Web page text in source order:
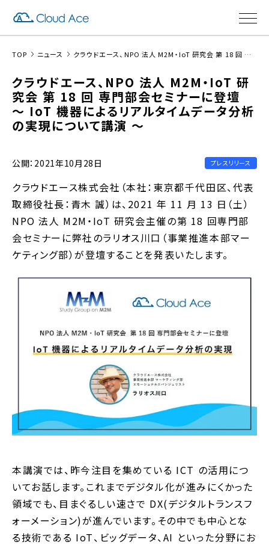
TOP ニュース クラウドエース、NPO 法人 M2M・IoT 研究会 第 18 回 専門部会セミナーに登壇 〜 IoT 機器によるリアルタイムデータ分析の実現について講演 〜
クラウドエース、NPO 法人 M2M・IoT 研
究会 第 18 回 専門部会セミナーに登壇
〜 IoT 機器によるリアルタイムデータ分析
の実現について講演 〜
公開：2021年10月28日 プレスリリース
クラウドエース株式会社（本社：東京都千代田区、代表
取締役社長：青木 誠）は、2021 年 11 月 13 日（土）
NPO 法人 M2M・IoT 研究会主催の第 18 回専門部
会セミナーに弊社のラリオス川口（事業推進本部マー
ケティング部）が登壇することを発表いたします。
本講演では、昨今注目を集めている ICT の活用につ
いてお話します。これまでデジタル化が進みにくかった
領域でも、目まぐるしい速さで DX(デジタルトランスフ
ォーメーション)が進んでいます。その中でも中心とな
る技術である IoT、ビッグデータ、AI といった分野にお